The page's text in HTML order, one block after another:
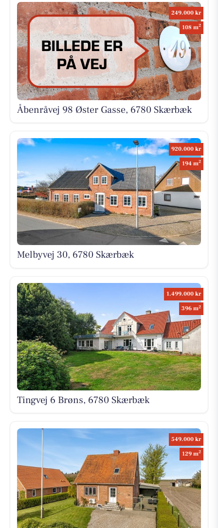
249.000 kr
108 m2
Åbenråvej 98 Øster Gasse, 6780 Skærbæk
920.000 kr
194 m2
Melbyvej 30, 6780 Skærbæk
1.499.000 kr
396 m2
Tingvej 6 Brøns, 6780 Skærbæk
549.000 kr
129 m2